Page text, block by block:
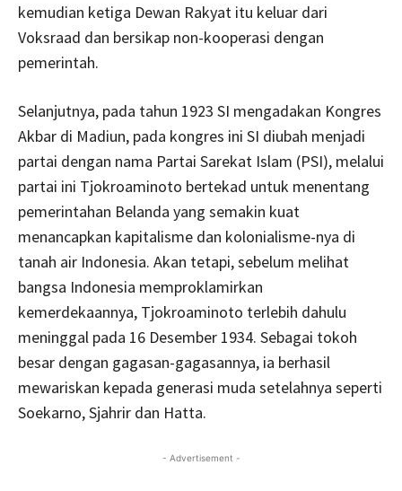
kemudian ketiga Dewan Rakyat itu keluar dari
Voksraad dan bersikap non-kooperasi dengan
pemerintah.
Selanjutnya, pada tahun 1923 SI mengadakan Kongres
Akbar di Madiun, pada kongres ini SI diubah menjadi
partai dengan nama Partai Sarekat Islam (PSI), melalui
partai ini Tjokroaminoto bertekad untuk menentang
pemerintahan Belanda yang semakin kuat
menancapkan kapitalisme dan kolonialisme-nya di
tanah air Indonesia. Akan tetapi, sebelum melihat
bangsa Indonesia memproklamirkan
kemerdekaannya, Tjokroaminoto terlebih dahulu
meninggal pada 16 Desember 1934. Sebagai tokoh
besar dengan gagasan-gagasannya, ia berhasil
mewariskan kepada generasi muda setelahnya seperti
Soekarno, Sjahrir dan Hatta.
- Advertisement -